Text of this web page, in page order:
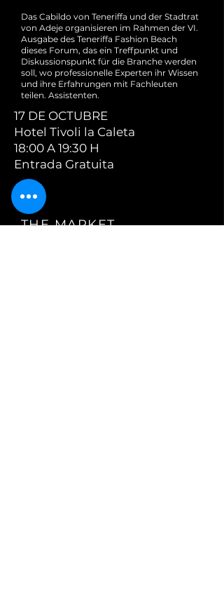
Das Cabildo von Teneriffa und der Stadtrat
von Adeje organisieren im Rahmen der VI.
Ausgabe des Teneriffa Fashion Beach
dieses Forum, das ein Treffpunkt und
Diskussionspunkt für die Branche werden
soll, wo professionelle Experten ihr Wissen
und ihre Erfahrungen mit Fachleuten
teilen. Assistenten.
17 DE OCTUBRE
Hotel Tivoli la Caleta
18:00 A 19:30 H
Entrada Gratuita
THE MARKET